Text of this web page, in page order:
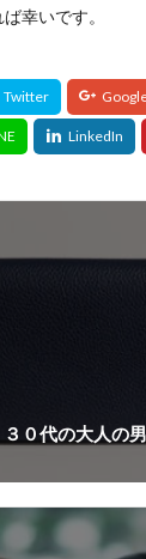
幸いです。
０代の大人の